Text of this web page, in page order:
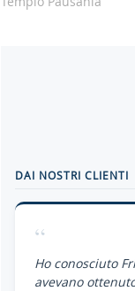
DAI NOSTRI CLIENTI
“
Ho conosciuto
avevano